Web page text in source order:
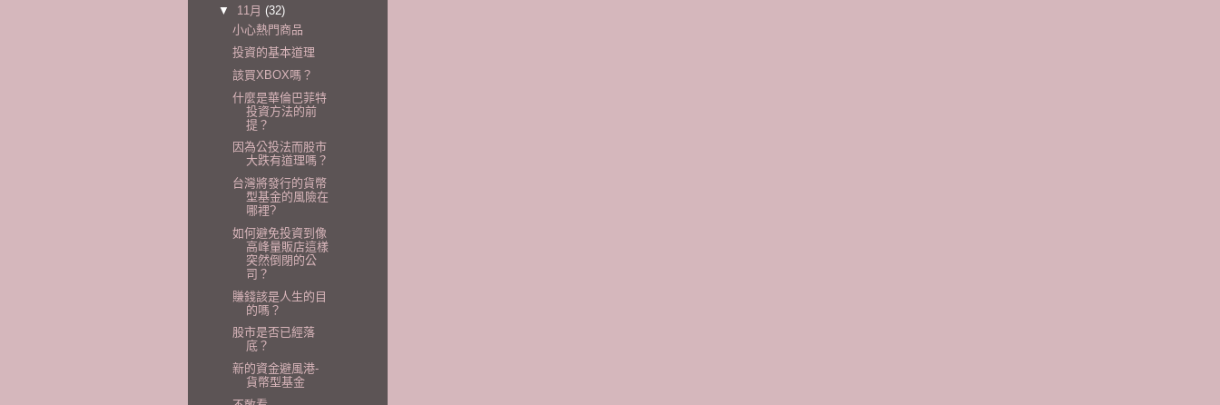
▼ 11月 (32)
小心熱門商品
投資的基本道理
該買XBOX嗎？
什麼是華倫巴菲特
投資方法的前
提？
因為公投法而股市
大跌有道理嗎？
台灣將發行的貨幣
型基金的風險在
哪裡?
如何避免投資到像
高峰量販店這樣
突然倒閉的公
司？
賺錢該是人生的目
的嗎？
股市是否已經落
底？
新的資金避風港-
貨幣型基金